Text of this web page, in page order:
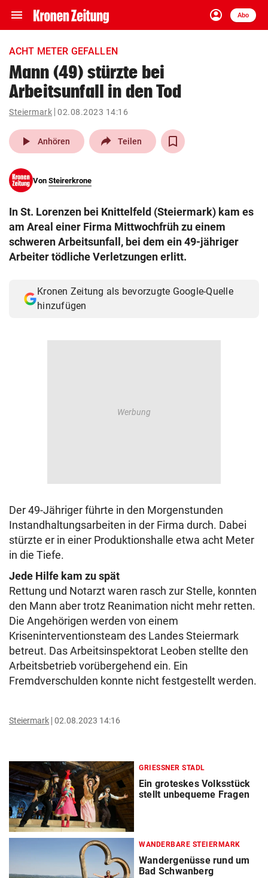
menu Navigation
ein-/ausklappen
account_circle
Anmelden
Abo
close Schließen
account_circle Anmelden
arrow_right
pin_drop
Wien arrow_right
search
eingeben
Muthgasse 2, 1190 Wien
ACHT METER GEFALLEN
Mann (49) stürzte bei
Arbeitsunfall in den Tod
Steiermark 02.08.2023 14:16
play_arrow Anhören Teilen
Von Steirerkrone
In St. Lorenzen bei Knittelfeld (Steiermark) kam es
am Areal einer Firma Mittwochfrüh zu einem
schweren Arbeitsunfall, bei dem ein 49-jähriger
Arbeiter tödliche Verletzungen erlitt.
Kronen Zeitung als bevorzugte Google-Quelle
hinzufügen
Der 49-Jähriger führte in den Morgenstunden
Instandhaltungsarbeiten in der Firma durch. Dabei
stürzte er in einer Produktionshalle etwa acht Meter
in die Tiefe.
Jede Hilfe kam zu spät
Rettung und Notarzt waren rasch zur Stelle, konnten
den Mann aber trotz Reanimation nicht mehr retten.
Die Angehörigen werden von einem
Kriseninterventionsteam des Landes Steiermark
betreut. Das Arbeitsinspektorat Leoben stellte den
Arbeitsbetrieb vorübergehend ein. Ein
Fremdverschulden konnte nicht festgestellt werden.
Steiermark 02.08.2023 14:16
GRIESSNER STADL
Ein groteskes Volksstück
stellt unbequeme Fragen
WANDERBARE STEIERMARK
Wandergenüsse rund um
Bad Schwanberg